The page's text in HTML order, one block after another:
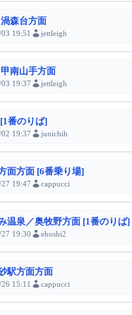
森台方面
19:51 jettleigh
南山手方面
19:37 jettleigh
番のりば]
19:37 junichih
面方面 [6番乗り場]
19:47 cappucci
温泉／奥牧野方面 [1番のりば]
19:30 eboshi2
駅方面方面
15:11 cappucci